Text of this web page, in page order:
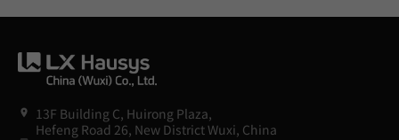
13F Building C, Huirong Plaza,
Hefeng Road 26, New District Wuxi, China